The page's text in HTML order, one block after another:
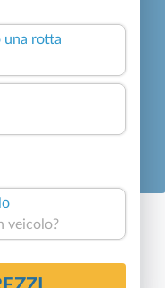
una rotta
veicolo?